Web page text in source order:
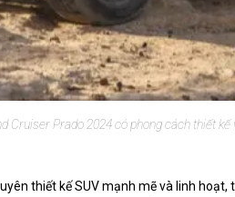
Cruiser Prado 2024 có phong cách thiết kế
thiết kế SUV mạnh mẽ và linh